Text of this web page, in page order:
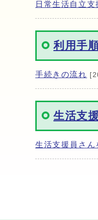
日常生活自立支
利用手
手続きの流れ
生活支
生活支援員さん